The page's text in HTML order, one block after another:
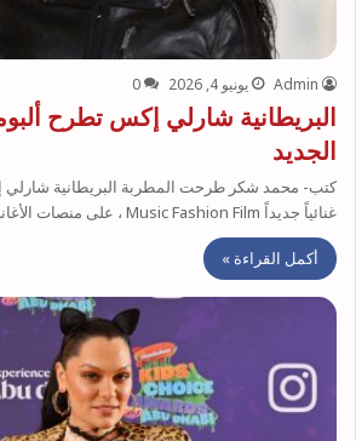
Admin يونيو 4, 2026 0
البريطانية شارلي إكس تطرح
الجديد
كتب- محمد شكر طرحت المطربة البريطانية
غنائياً جديداً Music Fashion Film ، على منصات الأغاني…
أكمل القراءة »